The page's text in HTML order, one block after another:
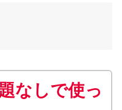
なしで使っ